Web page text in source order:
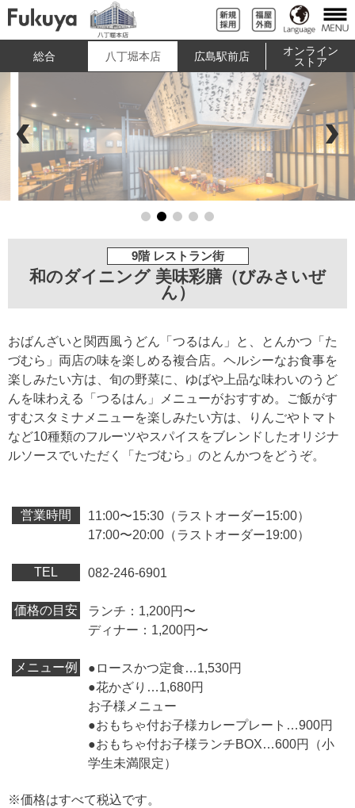
総合 八丁堀本店 広島駅前店
オンライン
ストア
9階 レストラン街
和のダイニング 美味彩膳（びみさいぜ
ん）
おばんざいと関西風うどん「つるはん」と、とんかつ「た
づむら」両店の味を楽しめる複合店。ヘルシーなお食事を
楽しみたい方は、旬の野菜に、ゆばや上品な味わいのうど
んを味わえる「つるはん」メニューがおすすめ。ご飯がす
すむスタミナメニューを楽しみたい方は、りんごやトマト
など10種類のフルーツやスパイスをブレンドしたオリジナ
ルソースでいただく「たづむら」のとんかつをどうぞ。
営業時間
11:00〜15:30（ラストオーダー15:00）
17:00〜20:00（ラストオーダー19:00）
TEL 082-246-6901
価格の目安
ランチ：1,200円〜
ディナー：1,200円〜
メニュー例
●ロースかつ定食…1,530円
●花かざり…1,680円
お子様メニュー
●おもちゃ付お子様カレープレート…900円
●おもちゃ付お子様ランチBOX…600円（小
学生未満限定）
※価格はすべて税込です。